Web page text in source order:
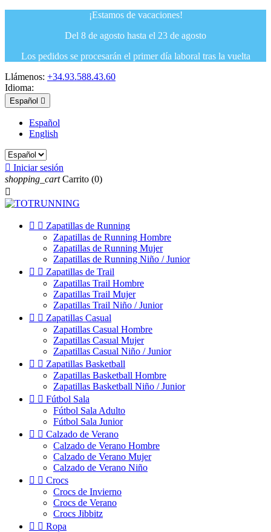
¡Estamos de vacaciones!
Del 8 de agosto hasta el 23 de agosto
Los pedidos se procesarán el primer día laboral tras la vuelta
Llámenos: +34.93.588.43.60
Idioma:
Español 
Español
English
 Iniciar sesión
shopping_cart Carrito (0)

  Zapatillas de Running
Zapatillas de Running Hombre
Zapatillas de Running Mujer
Zapatillas de Running Niño / Junior
  Zapatillas de Trail
Zapatillas Trail Hombre
Zapatillas Trail Mujer
Zapatillas Trail Niño / Junior
  Zapatillas Casual
Zapatillas Casual Hombre
Zapatillas Casual Mujer
Zapatillas Casual Niño / Junior
  Zapatillas Basketball
Zapatillas Basketball Hombre
Zapatillas Basketball Niño / Junior
  Fútbol Sala
Fútbol Sala Adulto
Fútbol Sala Junior
  Calzado de Verano
Calzado de Verano Hombre
Calzado de Verano Mujer
Calzado de Verano Niño
  Crocs
Crocs de Invierno
Crocs de Verano
Crocs Jibbitz
  Ropa